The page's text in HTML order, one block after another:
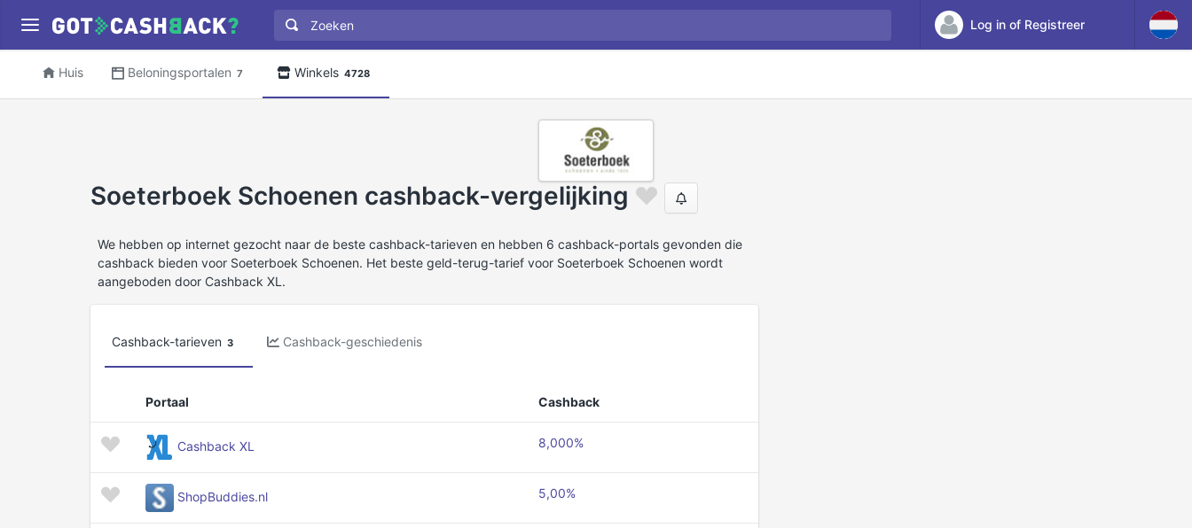
Log in of Registreer
Huis Beloningsportalen 7 Winkels 4728
Soeterboek Schoenen cashback-vergelijking
We hebben op internet gezocht naar de beste cashback-tarieven en hebben 6 cashback-portals gevonden die
cashback bieden voor Soeterboek Schoenen. Het beste geld-terug-tarief voor Soeterboek Schoenen wordt
aangeboden door Cashback XL.
Cashback-tarieven 3 Cashback-geschiedenis
Portaal Cashback
Cashback XL 8,000%
ShopBuddies.nl 5,00%